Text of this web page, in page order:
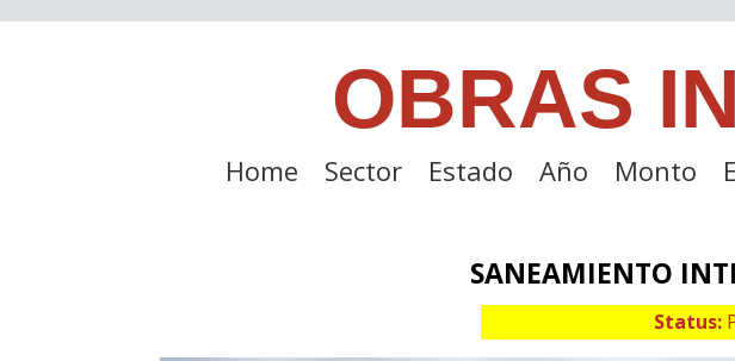
OBRAS
Home Sector Estado Año Monto
SANEAMIENTO
Status: